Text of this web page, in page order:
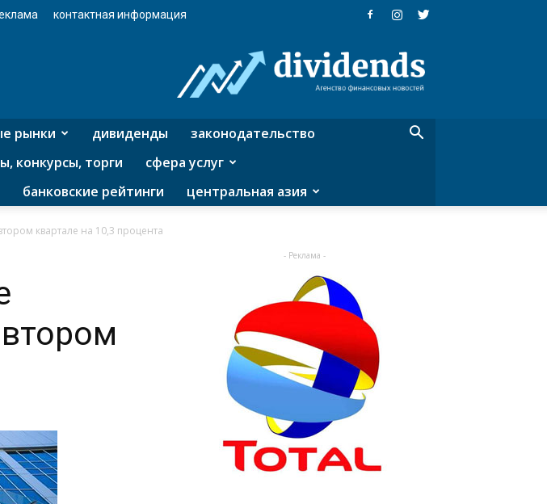
контактная информация
агентство
финансовых
рынки дивиденды
законодательство
конкурсы, торги
сфера услуг
банковские рейтинги центральная азия
квартале на 10,3 процента
- Реклама -